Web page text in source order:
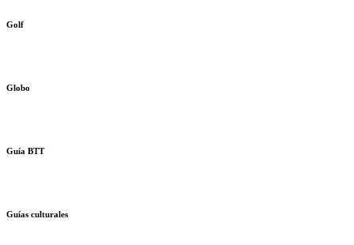
Golf
Globo
Guía BTT
Guías culturales